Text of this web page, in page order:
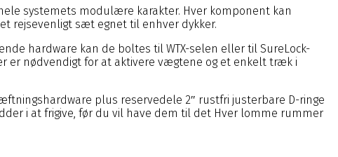
systemets modulære karakter. Hver komponent kan
rejsevenligt sæt egnet til enhver dykker.
hardware kan de boltes til WTX-selen eller til SureLock-
er nødvendigt for at aktivere vægtene og et enkelt træk i
plus reservedele 2″ rustfri justerbare D-ringe
i at frigive, før du vil have dem til det Hver lomme rummer